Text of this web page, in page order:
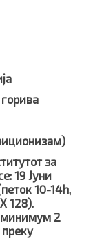
за
19 Јуни
еток 10-14h,
128).
минимум 2